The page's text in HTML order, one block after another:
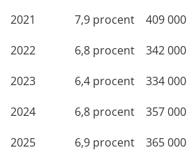
2021 7,9 procent 409 000
2022 6,8 procent 342 000
2023 6,4 procent 334 000
2024 6,8 procent 357 000
2025 6,9 procent 365 000